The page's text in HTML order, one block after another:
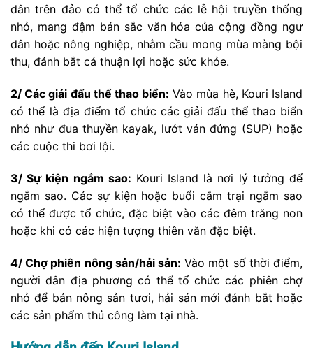
dân trên đảo có thể tổ chức các lễ hội truyền thống
nhỏ, mang đậm bản sắc văn hóa của cộng đồng ngư
dân hoặc nông nghiệp, nhằm cầu mong mùa màng bội
thu, đánh bắt cá thuận lợi hoặc sức khỏe.
2/ Các giải đấu thể thao biển: Vào mùa hè, Kouri Island
có thể là địa điểm tổ chức các giải đấu thể thao biển
nhỏ như đua thuyền kayak, lướt ván đứng (SUP) hoặc
các cuộc thi bơi lội.
3/ Sự kiện ngắm sao: Kouri Island là nơi lý tưởng để
ngắm sao. Các sự kiện hoặc buổi cắm trại ngắm sao
có thể được tổ chức, đặc biệt vào các đêm trăng non
hoặc khi có các hiện tượng thiên văn đặc biệt.
4/ Chợ phiên nông sản/hải sản: Vào một số thời điểm,
người dân địa phương có thể tổ chức các phiên chợ
nhỏ để bán nông sản tươi, hải sản mới đánh bắt hoặc
các sản phẩm thủ công làm tại nhà.